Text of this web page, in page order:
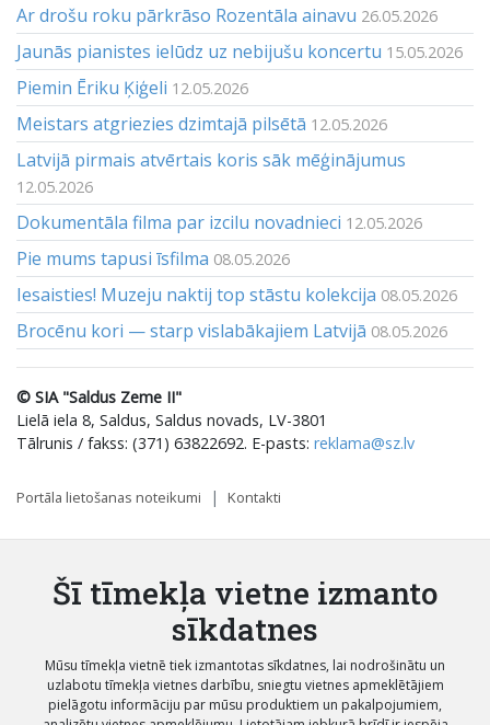
Ar drošu roku pārkrāso Rozentāla ainavu 26.05.2026
Jaunās pianistes ielūdz uz nebijušu koncertu 15.05.2026
Piemin Ēriku Ķiģeli 12.05.2026
Meistars atgriezies dzimtajā pilsētā 12.05.2026
Latvijā pirmais atvērtais koris sāk mēģinājumus
12.05.2026
Dokumentāla filma par izcilu novadnieci 12.05.2026
Pie mums tapusi īsfilma 08.05.2026
Iesaisties! Muzeju naktij top stāstu kolekcija 08.05.2026
Brocēnu kori — starp vislabākajiem Latvijā 08.05.2026
© SIA "Saldus Zeme II"
Lielā iela 8, Saldus, Saldus novads, LV-3801
Tālrunis / fakss: (371) 63822692. E-pasts: reklama@sz.lv
Portāla lietošanas noteikumi Kontakti
Šī tīmekļa vietne izmanto
sīkdatnes
Mūsu tīmekļa vietnē tiek izmantotas sīkdatnes, lai nodrošinātu un
uzlabotu tīmekļa vietnes darbību, sniegtu vietnes apmeklētājiem
pielāgotu informāciju par mūsu produktiem un pakalpojumiem,